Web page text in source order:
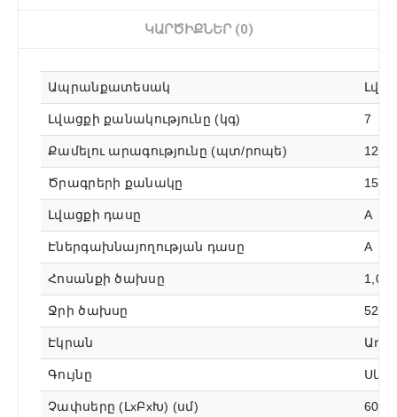
ԿԱՐԾԻՔՆԵՐ (0)
Ապրանքատեսակ
Լվացքի քանակությունը (կգ) 7
Քամելու արագությունը (պտ/րոպե) 1200
Ծրագրերի քանակը 15
Լվացքի դասը А
Էներգախնայողության դասը A
Հոսանքի ծախսը
Ջրի ծախսը 52 լ/
Էկրան
Գույնը Սև
Չափսերը (ԼxԲxԽ) (սմ) 60 x